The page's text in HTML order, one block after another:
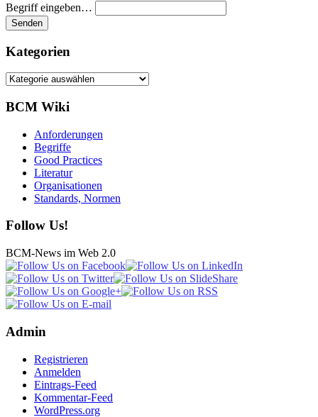
Begriff eingeben…
Kategorien
Kategorien
BCM Wiki
Anforderungen
Begriffe
Good Practices
Literatur
Organisationen
Standards, Normen
Follow Us!
BCM-News im Web 2.0
Admin
Registrieren
Anmelden
Eintrags-Feed
Kommentar-Feed
WordPress.org